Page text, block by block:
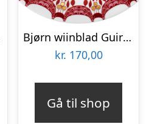
Bjørn wiinblad Guirlande juletallerken 20 cm.
kr. 170,00
Gå til shop